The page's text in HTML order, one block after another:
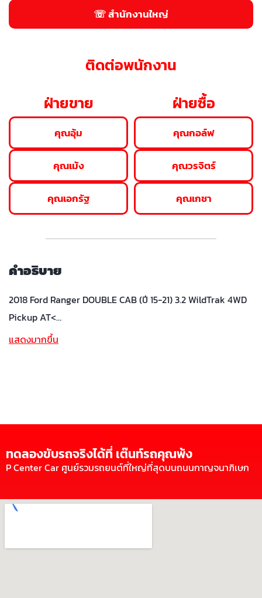
☏ สำนักงานใหญ่
ติดต่อพนักงาน
ฝ่ายขาย
คุณอุ้ม
คุณเม้ง
คุณเอกรัฐ
ฝ่ายซื้อ
คุณกอล์ฟ
คุณวรจิตร์
คุณเกชา
คำอธิบาย
2018 Ford Ranger DOUBLE CAB (ปี 15-21) 3.2 WildTrak 4WD
Pickup AT<…
แสดงมากขึ้น
ทดลองขับรถจริงได้ที่ เต๊นท์รถคุณพ้ง
P Center Car ศูนย์รวมรถยนต์ที่ใหญ่ที่สุดบนถนนกาญจนาภิเษก